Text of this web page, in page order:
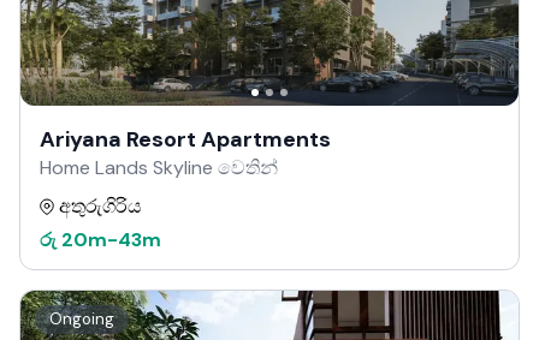
Ariyana Resort Apartments
Home Lands Skyline වෙතින්
අතුරුගිරිය
රු 20m-43m
Ongoing